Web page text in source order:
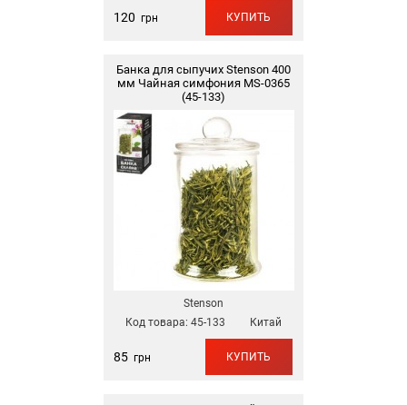
120 грн КУПИТЬ
Банка для сыпучих Stenson 400
мм Чайная симфония MS-0365
(45-133)
Stenson
Код товара: 45-133 Китай
85грн КУПИТЬ